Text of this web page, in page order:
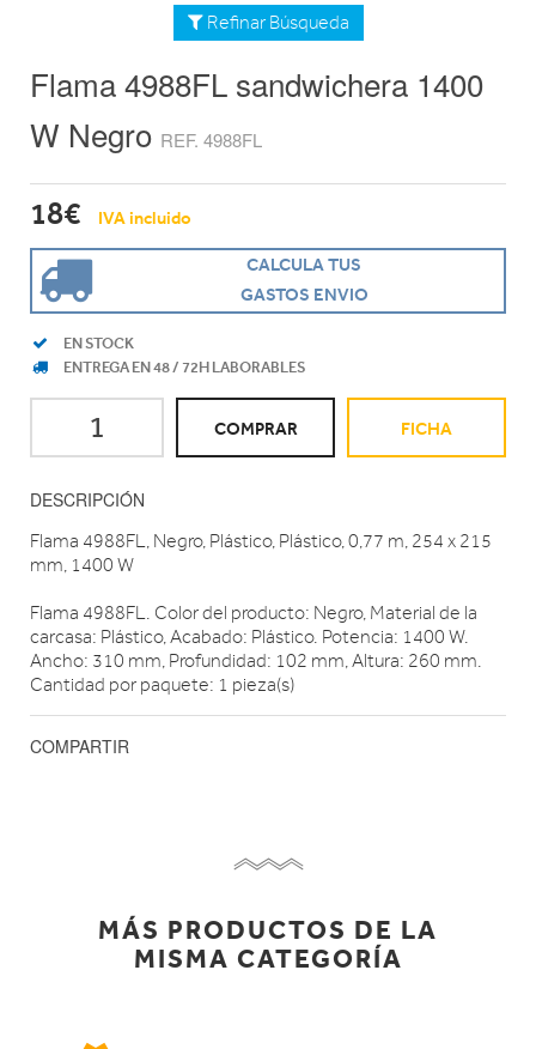
Refinar Búsqueda
Flama 4988FL sandwichera 1400
W Negro REF. 4988FL
18€ IVA incluido
CALCULA TUS
GASTOS ENVIO
EN STOCK
ENTREGA EN 48 / 72H LABORABLES
COMPRAR FICHA
DESCRIPCIÓN
Flama 4988FL, Negro, Plástico, Plástico, 0,77 m, 254 x 215
mm, 1400 W
Flama 4988FL. Color del producto: Negro, Material de la
carcasa: Plástico, Acabado: Plástico. Potencia: 1400 W.
Ancho: 310 mm, Profundidad: 102 mm, Altura: 260 mm.
Cantidad por paquete: 1 pieza(s)
COMPARTIR
MÁS PRODUCTOS DE LA
MISMA CATEGORÍA